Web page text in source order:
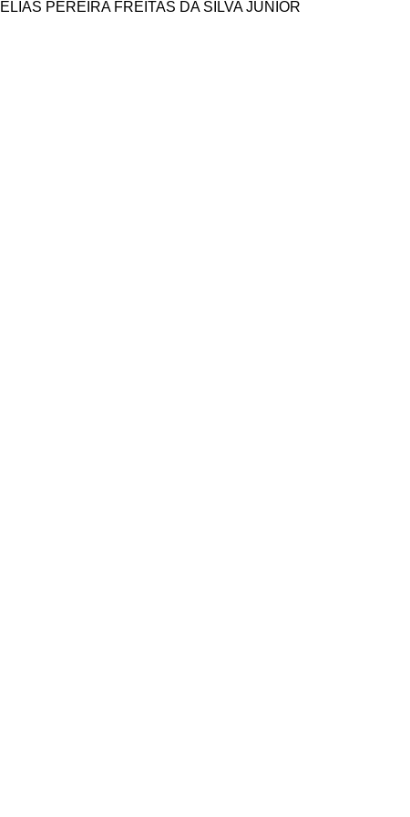
ELIAS PEREIRA FREITAS DA SILVA JÚNIOR